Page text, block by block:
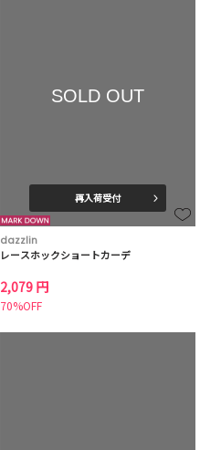
SOLD OUT
再入荷受付
dazzlin
レースホックショートカーデ
2,079 円
70%OFF